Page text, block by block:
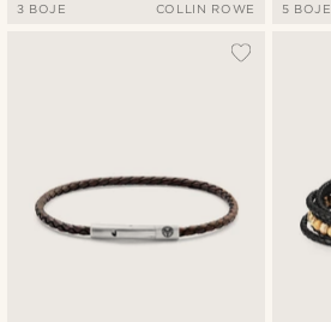
3 BOJE COLLIN ROWE 5 BOJE